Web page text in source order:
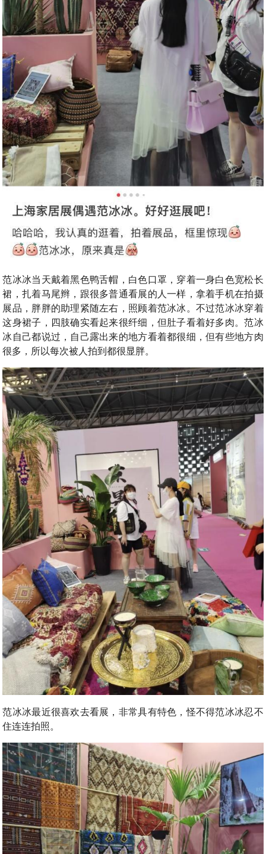
范冰冰当天戴着黑色鸭舌帽，白色口罩，穿着一身白色宽松长
裙，扎着马尾辫，跟很多普通看展的人一样，拿着手机在拍摄
展品，胖胖的助理紧随左右，照顾着范冰冰。不过范冰冰穿着
这身裙子，四肢确实看起来很纤细，但肚子看着好多肉。范冰
冰自己都说过，自己露出来的地方看着都很细，但有些地方肉
很多，所以每次被人拍到都很显胖。
范冰冰最近很喜欢去看展，非常具有特色，怪不得范冰冰忍不
住连连拍照。